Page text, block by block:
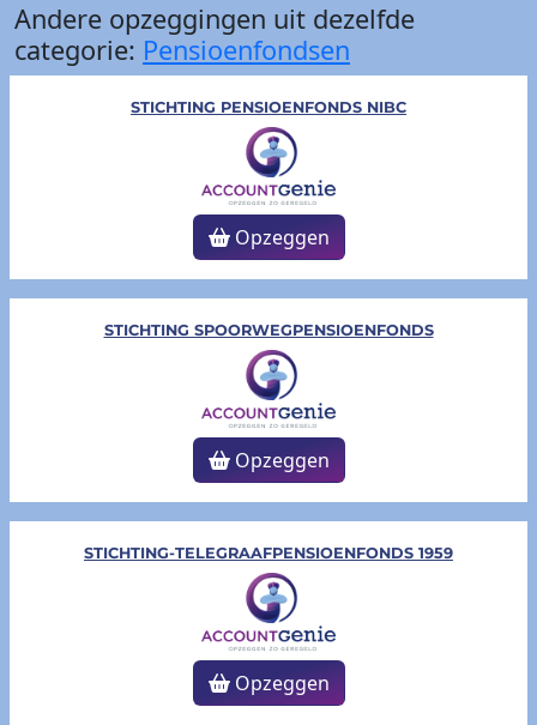
Andere opzeggingen uit dezelfde
categorie: Pensioenfondsen
STICHTING PENSIOENFONDS NIBC
Opzeggen
STICHTING SPOORWEGPENSIOENFONDS
Opzeggen
STICHTING-TELEGRAAFPENSIOENFONDS 1959
Opzeggen